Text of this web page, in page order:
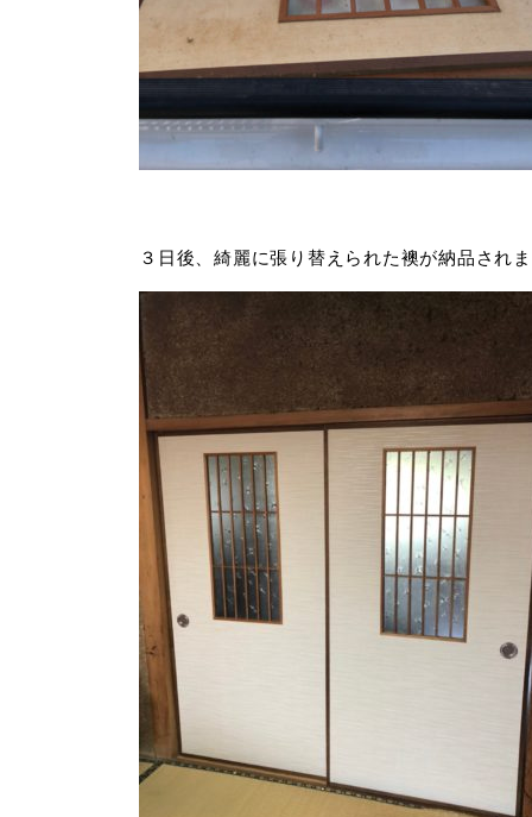
３日後、綺麗に張り替えられた襖が納品され